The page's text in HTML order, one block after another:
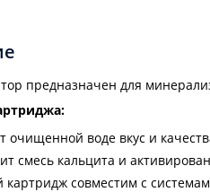
предназначен для
очищенной воде вкус и
смесь кальцита и
совместим с